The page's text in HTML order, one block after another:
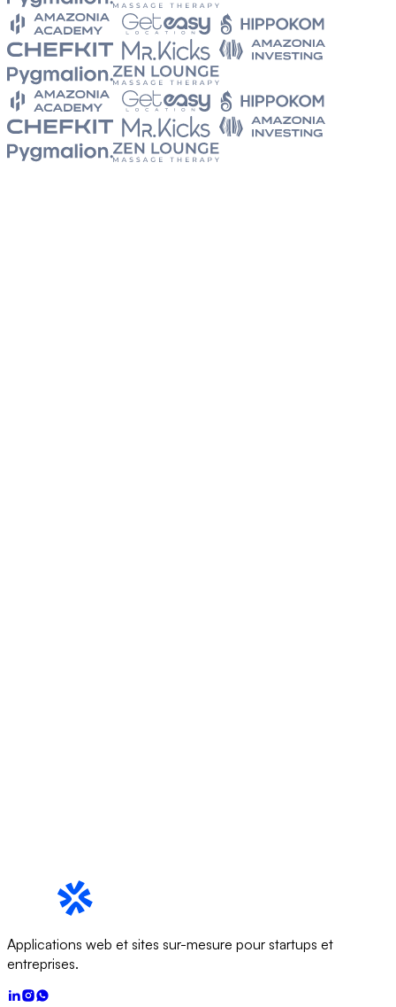
Applications web et sites sur-mesure pour startups et
entreprises.